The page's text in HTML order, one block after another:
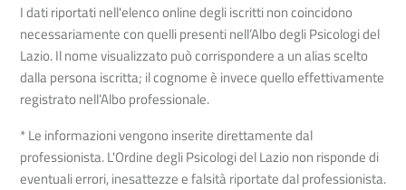
I dati riportati nell'elenco online degli iscritti non coincidono
necessariamente con quelli presenti nell’Albo degli Psicologi del
Lazio. Il nome visualizzato può corrispondere a un alias scelto
dalla persona iscritta; il cognome è invece quello effettivamente
registrato nell’Albo professionale.
* Le informazioni vengono inserite direttamente dal
professionista. L'Ordine degli Psicologi del Lazio non risponde di
eventuali errori, inesattezze e falsità riportate dal professionista.